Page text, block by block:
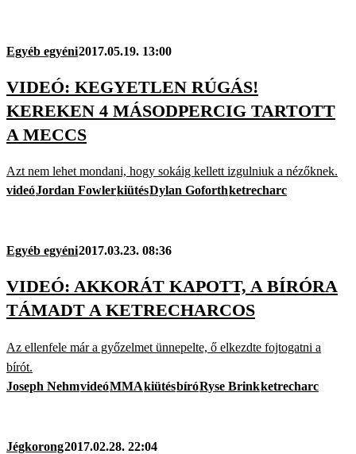
Egyéb egyéni2017.05.19. 13:00
VIDEÓ: KEGYETLEN RÚGÁS!
KEREKEN 4 MÁSODPERCIG TARTOTT
A MECCS
Azt nem lehet mondani, hogy sokáig kellett izgulniuk a nézőknek.
videóJordan FowlerkiütésDylan Goforthketrecharc
Egyéb egyéni2017.03.23. 08:36
VIDEÓ: AKKORÁT KAPOTT, A BÍRÓRA
TÁMADT A KETRECHARCOS
Az ellenfele már a győzelmet ünnepelte, ő elkezdte fojtogatni a
bírót.
Joseph NehmvideóMMAkiütésbíróRyse Brinkketrecharc
Jégkorong2017.02.28. 22:04